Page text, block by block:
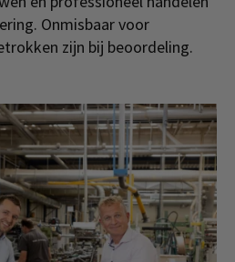
Onmisbaar voor
zijn bij beoordeling.